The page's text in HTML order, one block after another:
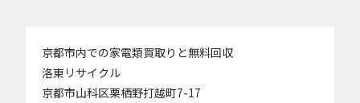
京都市内での家電類買取りと無料回収
洛東リサイクル
京都市山科区栗栖野打越町7-17